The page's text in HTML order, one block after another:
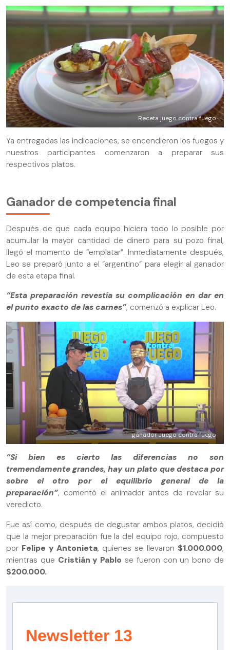
Receta juego contra fuego
Ya entregadas las indicaciones, se encendieron los fuegos y
nuestros participantes comenzaron a preparar sus
respectivos platos.
Ganador de competencia final
Después de que cada equipo hiciera todo lo posible por
acumular la mayor cantidad de dinero para su pozo final,
llegó el momento de “emplatar”. Inmediatamente después,
Leo se preparó junto a el “argentino” para elegir al ganador
de esta etapa final.
“Esta preparación revestía su complicación en dar en
el punto exacto de las carnes”, comenzó a explicar Leo.
ganador Juego contra fuego
“Si bien es cierto las diferencias no son
tremendamente grandes, hay un plato que destaca por
sobre el otro por el equilibrio general de la
preparación”, comentó el animador antes de revelar su
veredicto.
Fue así como, después de degustar ambos platos, decidió
que la mejor preparación fue la del equipo rojo, compuesto
por Felipe y Antonieta, quienes se llevaron $1.000.000,
mientras que Cristián y Pablo se fueron con un bono de
$200.000.
Newsletter 13